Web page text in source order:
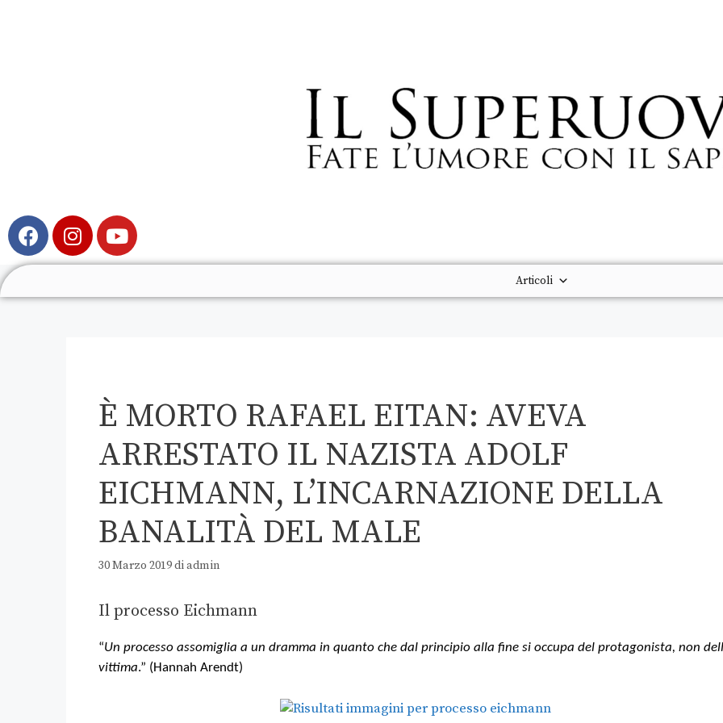
Articoli
È MORTO RAFAEL EITAN: AVEVA
ARRESTATO IL NAZISTA ADOLF
EICHMANN, L’INCARNAZIONE DELLA
BANALITÀ DEL MALE
30 Marzo 2019diadmin
Il processo Eichmann
“Un processo assomiglia a un dramma in quanto che dal principio alla fine si occupa del protagonista, non
vittima.” (Hannah Arendt)